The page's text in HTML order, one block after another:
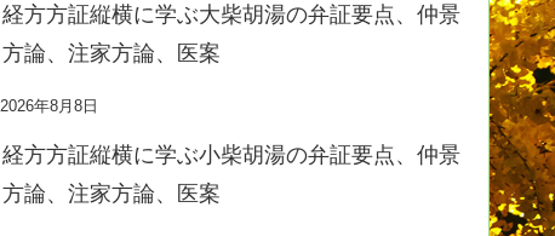
経方方証縦横に学ぶ大柴胡湯の弁証要点、仲景
方論、注家方論、医案
2026年8月8日
経方方証縦横に学ぶ小柴胡湯の弁証要点、仲景
方論、注家方論、医案